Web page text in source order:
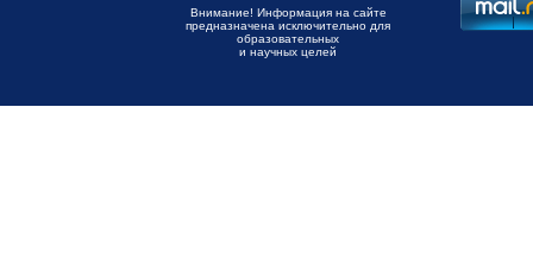
Внимание! Информация на сайте
предназначена исключительно для
образовательных
и научных целей